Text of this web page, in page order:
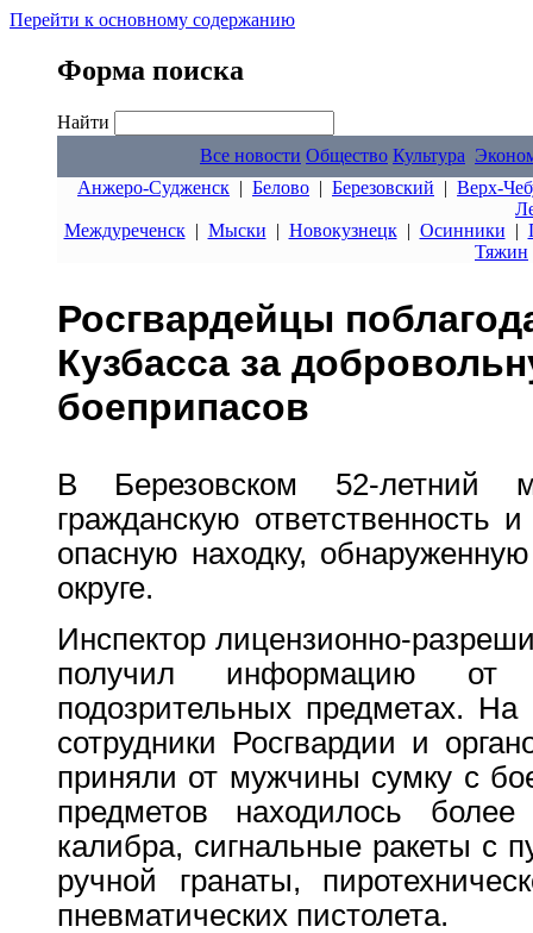
Перейти к основному содержанию
Форма поиска
Найти
Все новости Общество Культура
Анжеро-Судженск | Белово | Березовский | Верх-
Междуреченск| Мыски | Новокузнецк| Осинники |
Тяжин
Росгвардейцы
Кузбасса за
боеприпасов
В Березовском 52-летний
гражданскую ответственность
опасную находку,
округе.
Инспектор лицензионно-
получил информацию от
подозрительных предметах.
сотрудники Росгвардии и
приняли от мужчины сумку с
предметов находилось
калибра, сигнальные ракеты с
ручной гранаты,
пневматических пистолета.